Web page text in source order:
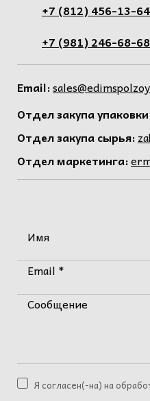
+7 (812) 456-13-64
+7 (981) 246-68-68
Email:
Отдел закупа
Отдел закупа сырья:
Отдел маркетинга:
Имя
Email *
Сообщение
Я согласен(-на) на